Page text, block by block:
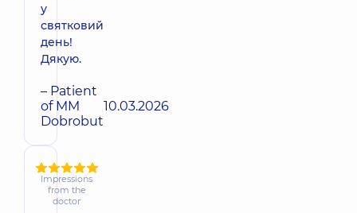
у
святковий
день!
Дякую.
– Patient
of MM
Dobrobut
10.03.2026
Impressions
from the
doctor